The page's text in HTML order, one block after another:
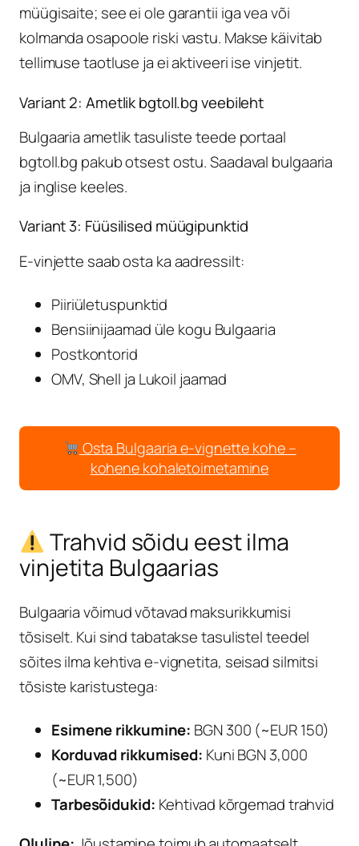
müügisaite; see ei ole garantii iga vea või
kolmanda osapoole riski vastu. Makse käivitab
tellimuse taotluse ja ei aktiveeri ise vinjetit.
Variant 2: Ametlik bgtoll.bg veebileht
Bulgaaria ametlik tasuliste teede portaal
bgtoll.bg pakub otsest ostu. Saadaval bulgaaria
ja inglise keeles.
Variant 3: Füüsilised müügipunktid
E-vinjette saab osta ka aadressilt:
Piiriületuspunktid
Bensiinijaamad üle kogu Bulgaaria
Postkontorid
OMV, Shell ja Lukoil jaamad
Osta Bulgaaria e-vignette kohe –
kohene kohaletoimetamine
Trahvid sõidu eest ilma
vinjetita Bulgaarias
Bulgaaria võimud võtavad maksurikkumisi
tõsiselt. Kui sind tabatakse tasulistel teedel
sõites ilma kehtiva e-vignetita, seisad silmitsi
tõsiste karistustega:
Esimene rikkumine: BGN 300 (~EUR 150)
Korduvad rikkumised: Kuni BGN 3,000
(~EUR 1,500)
Tarbesõidukid: Kehtivad kõrgemad trahvid